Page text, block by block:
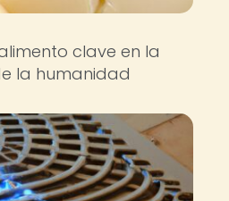
clave en la
la humanidad